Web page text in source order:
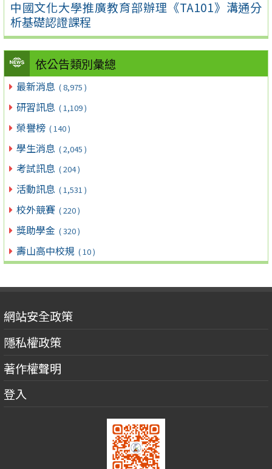
中國文化大學推廣教育部辦理《TA101》溝通分
析基礎認證課程
依公告類別彙總
最新消息 ( 8,975 )
研習訊息 ( 1,109 )
榮譽榜 ( 140 )
學生消息 ( 2,045 )
考試訊息 ( 204 )
活動訊息 ( 1,531 )
校外競賽 ( 220 )
獎助學金 ( 320 )
壽山高中校規 ( 10 )
網站安全政策
隱私權政策
著作權聲明
登入